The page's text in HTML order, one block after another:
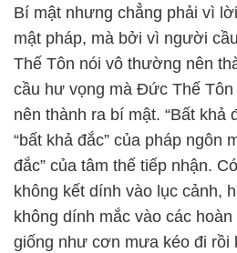
Bí mật nhưng chẳng phải vì
mật pháp, mà bởi vì người
Thế Tôn nói vô thường nên
cầu hư vọng mà Đức Thế
nên thành ra bí mật. “Bất khả
“bất khả đắc” của pháp ngôn
đắc” của tâm thế tiếp nhận.
không kết dính vào lục cảnh,
không dính mắc vào các
giống như cơn mưa kéo đi rồi